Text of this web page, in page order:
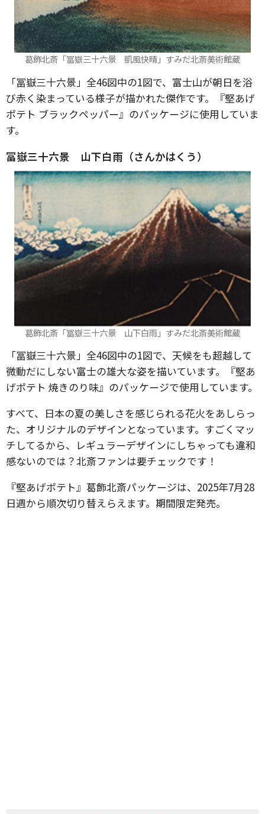
葛飾北斎「冨嶽三十六景 凱風快晴」すみだ北斎美術館蔵
「冨嶽三十六景」全46図中の1図で、富士山が朝日を浴
び赤く染まっている様子が描かれた傑作です。『堅あげ
ポテト ブラックペッパー』のパッケージに使用していま
す。
冨嶽三十六景 山下白雨（さんかはくう）
葛飾北斎「冨嶽三十六景 山下白雨」すみだ北斎美術館蔵
「冨嶽三十六景」全46図中の1図で、天候をも超越して
微動だにしない富士の雄大な姿を描いています。『堅あ
げポテト 焼きのり味』のパッケージで使用しています。
すべて、日本の夏の美しさを感じられる花火をあしらっ
た、オリジナルのデザインとなっています。すごくマッ
チしてるから、レギュラーデザインにしちゃっても違和
感ないのでは？北斎ファンは要チェックです！
『堅あげポテト』葛飾北斎パッケージは、2025年7月28
日週から順次切り替えらえます。期間限定発売。